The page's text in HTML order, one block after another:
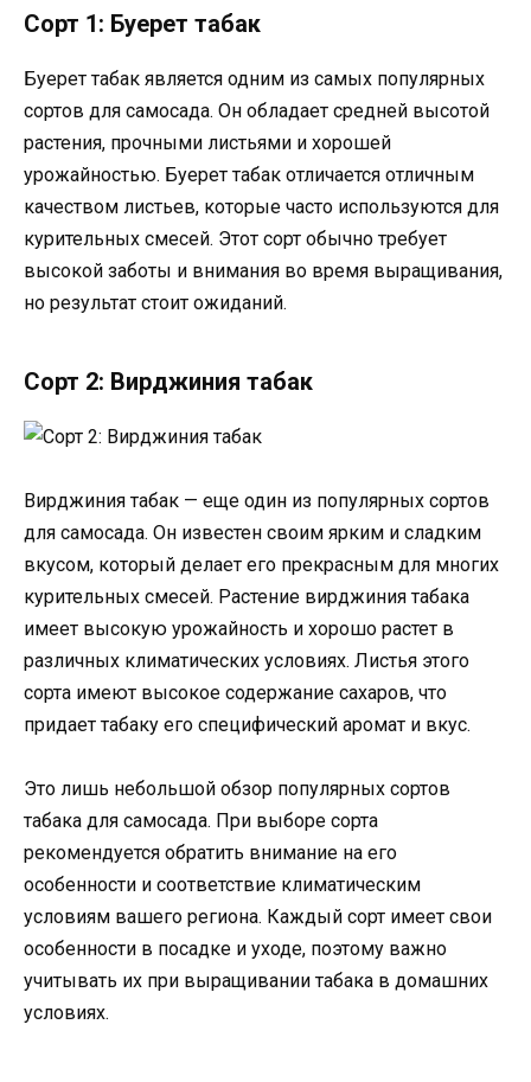
Сорт 1: Буерет табак
Буерет табак является одним из самых популярных
сортов для самосада. Он обладает средней высотой
растения, прочными листьями и хорошей
урожайностью. Буерет табак отличается отличным
качеством листьев, которые часто используются для
курительных смесей. Этот сорт обычно требует
высокой заботы и внимания во время выращивания,
но результат стоит ожиданий.
Сорт 2: Вирджиния табак
Вирджиния табак — еще один из популярных сортов
для самосада. Он известен своим ярким и сладким
вкусом, который делает его прекрасным для многих
курительных смесей. Растение вирджиния табака
имеет высокую урожайность и хорошо растет в
различных климатических условиях. Листья этого
сорта имеют высокое содержание сахаров, что
придает табаку его специфический аромат и вкус.
Это лишь небольшой обзор популярных сортов
табака для самосада. При выборе сорта
рекомендуется обратить внимание на его
особенности и соответствие климатическим
условиям вашего региона. Каждый сорт имеет свои
особенности в посадке и уходе, поэтому важно
учитывать их при выращивании табака в домашних
условиях.